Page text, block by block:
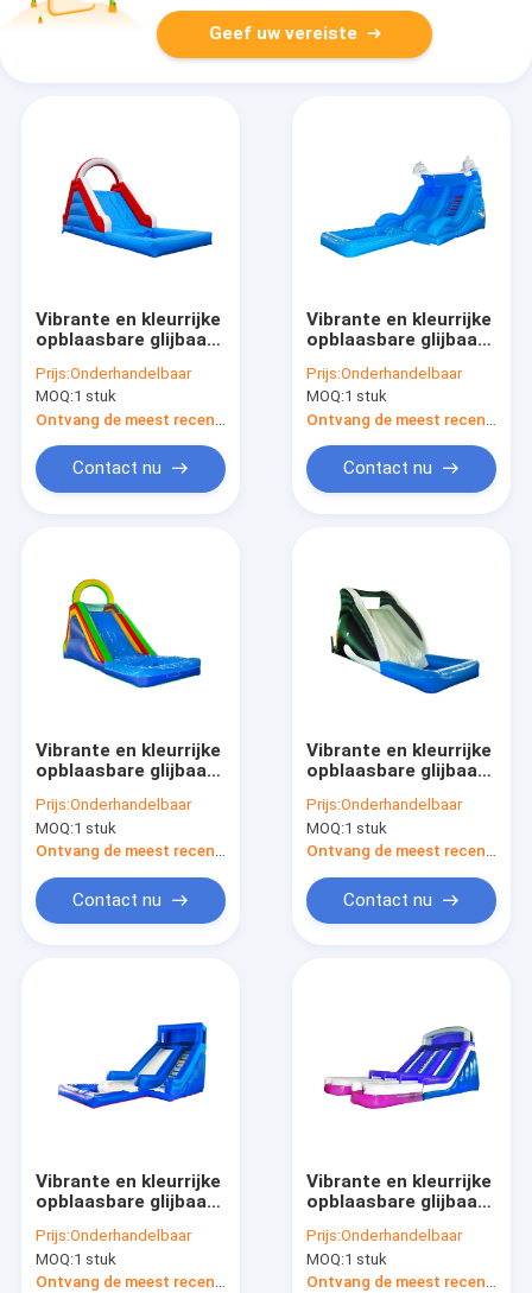
Over Ons
Fabriekstour
Nieuws
Geef uw vereiste
Vibrante en kleurrijke
opblaasbare glijbaan
Spannende
glijbaanvaring
Prijs:Onderhandelbaar
MOQ:1 stuk
Contact nu
Vibrante en kleurrijke
opblaasbare glijbaan
Spannende
glijbaanvaring
Prijs:Onderhandelbaar
MOQ:1 stuk
Contact nu
Vibrante en kleurrijke
opblaasbare glijbaan
Spannende
glijbaanvaring
Prijs:Onderhandelbaar
MOQ:1 stuk
Ontvang de meest recente Prijs
Contact nu
Vibrante en kleurrijke
opblaasbare glijbaan
Spannende
glijbaanvaring
Prijs:Onderhandelbaar
MOQ:1 stuk
Ontvang de meest recente Prijs
Contact nu
Vibrante en kleurrijke
opblaasbare glijbaan
Spannende
glijbaanvaring
Prijs:Onderhandelbaar
MOQ:1 stuk
Ontvang de meest recente Prijs
Vibrante en kleurrijke
opblaasbare glijbaan
Spannende
glijbaanvaring
Prijs:Onderhandelbaar
MOQ:1 stuk
Ontvang de meest recente Prijs